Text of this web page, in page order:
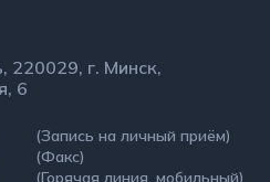
220029, г. Минск,
6
(Запись на личный приём)
(Факс)
(Горячая линия, мобильный)